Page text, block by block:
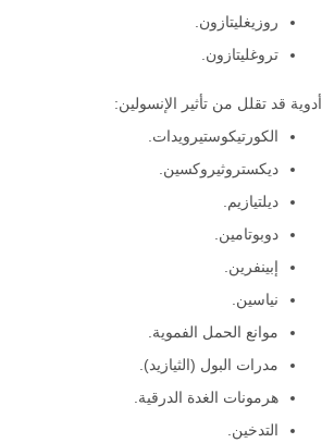
روزيغليتازون.
تروغليتازون.
أدوية قد تقلل من تأثير الإنسولين:
الكورتيكوستيرويدات.
ديكستروثيروكسين.
ديلتيازيم.
دوبوتامين.
إبينفرين.
نياسين.
موانع الحمل الفموية.
مدرات البول (الثيازيد).
هرمونات الغدة الدرقية.
التدخين.